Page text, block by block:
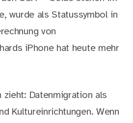
wurde als Statussymbol in
von
iPhone hat heute mehr
zieht: Datenmigration als
Kultureinrichtungen. Wenn